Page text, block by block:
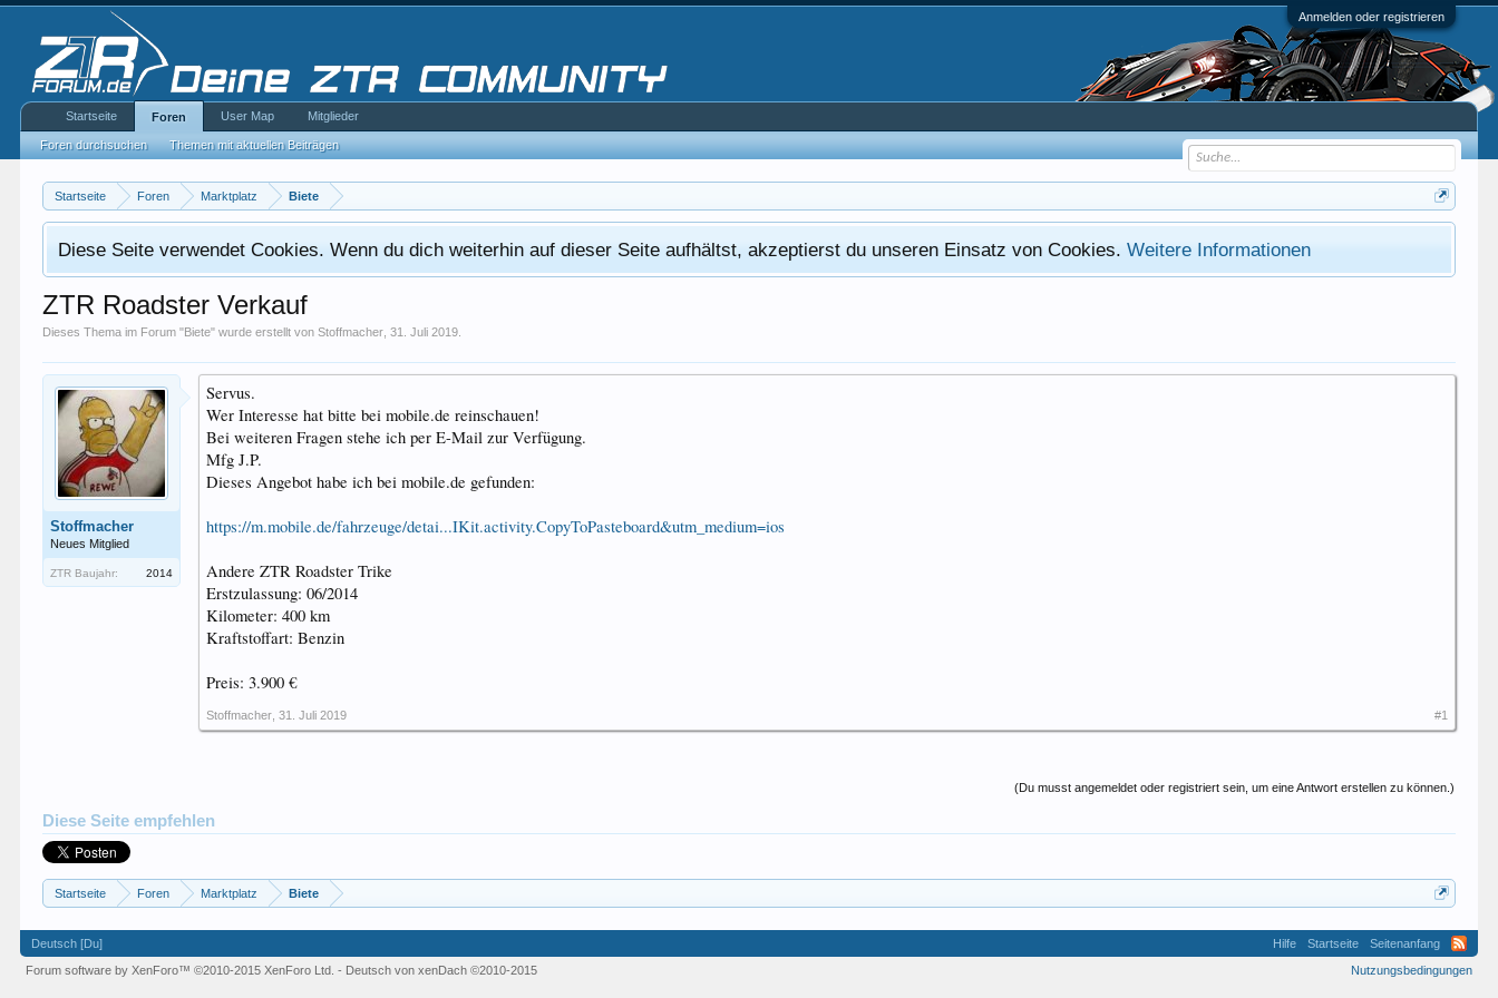
Anmelden oder registrieren
Startseite Foren Marktplatz Biete
Diese Seite verwendet Cookies. Wenn du dich weiterhin auf dieser Seite aufhältst, akzeptierst du unseren Einsatz von Cookies.Weitere Informationen
ZTR Roadster Verkauf
Dieses Thema im Forum "Biete" wurde erstellt vonStoffmacher ,31. Juli 2019
Stoffmacher
Neues Mitglied
ZTR Baujahr: 2014
Servus.
Wer Interesse hat bitte bei mobile.de reinschauen!
Bei weiteren Fragen stehe ich per E-Mail zur Verfügung.
Mfg J.P.
Dieses Angebot habe ich bei mobile.de gefunden:
https://m.mobile.de/fahrzeuge/detai...IKit.activity.CopyToPasteboard&utm_medium=ios
Andere ZTR Roadster Trike
Erstzulassung: 06/2014
Kilometer: 400 km
Kraftstoffart: Benzin
Preis: 3.900 €
Stoffmacher 31. Juli 2019 #1
(Du musst angemeldet oder registriert sein, um eine Antwort erstellen zu können.)
Diese Seite empfehlen
Startseite Foren Marktplatz Biete
Startseite Foren
Foren durchsuchen Themen mit aktuellen Beiträgen
User Map Mitglieder
Deutsch [Du] Hilfe Startseite
Seitenanfang
Nutzungsbedingungen
Forum software by XenForo™©2010-2015 XenForo Ltd. - Deutsch von xenDach©2010-2015